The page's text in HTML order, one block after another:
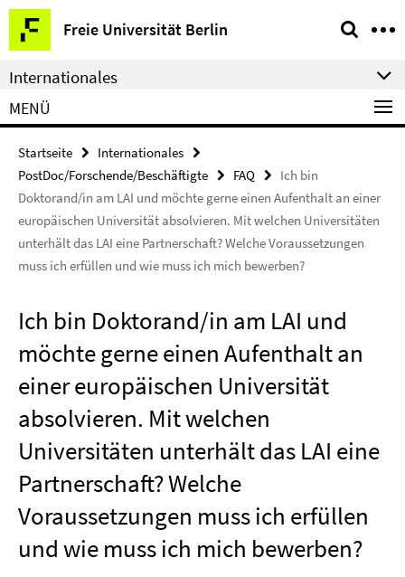
Springe
direkt
zu
Inhalt
Freie Universität Berlin
Service-
Navigation
Internationales
MENÜ
Startseite
Internationales
PostDoc/Forschende/Beschäftigte
FAQ
Ich bin
Doktorand/in am LAI und möchte gerne einen Aufenthalt an einer
europäischen Universität absolvieren. Mit welchen Universitäten
unterhält das LAI eine Partnerschaft? Welche Voraussetzungen
muss ich erfüllen und wie muss ich mich bewerben?
Ich bin Doktorand/in am LAI und
möchte gerne einen Aufenthalt an
einer europäischen Universität
absolvieren. Mit welchen
Universitäten unterhält das LAI eine
Partnerschaft? Welche
Voraussetzungen muss ich erfüllen
und wie muss ich mich bewerben?